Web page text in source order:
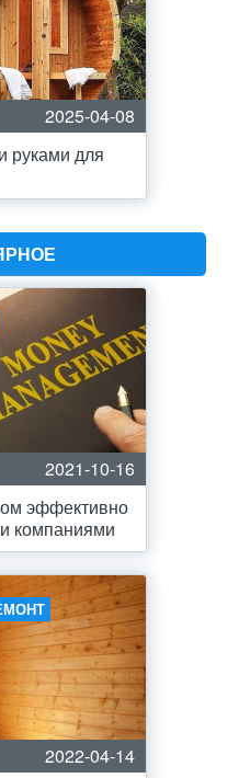
2025-04-08
руками для
2021-10-16
эффективно
компаниями
2022-04-14